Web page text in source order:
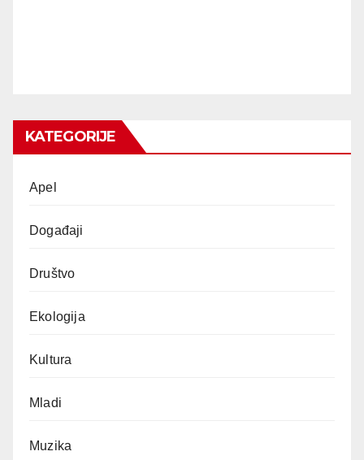
KATEGORIJE
Apel
Događaji
Društvo
Ekologija
Kultura
Mladi
Muzika